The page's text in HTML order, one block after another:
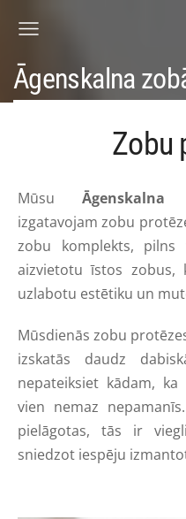
Āgenskalna
Zobu
Mūsu
izgatavojam zobu
zobu komplekts,
aizvietotu īstos zobus,
uzlabotu estētiku un
Mūsdienās zobu
izskatās daudz
nepateiksiet kādam,
vien nemaz
pielāgotas, tās ir
sniedzot iespēju